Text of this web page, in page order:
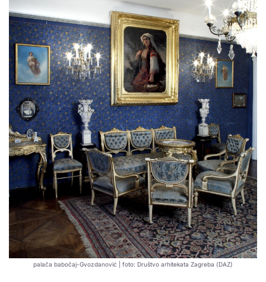
palača babočaj-Gvozdanović | foto: Društvo arhitekata Zagreba (DAZ)